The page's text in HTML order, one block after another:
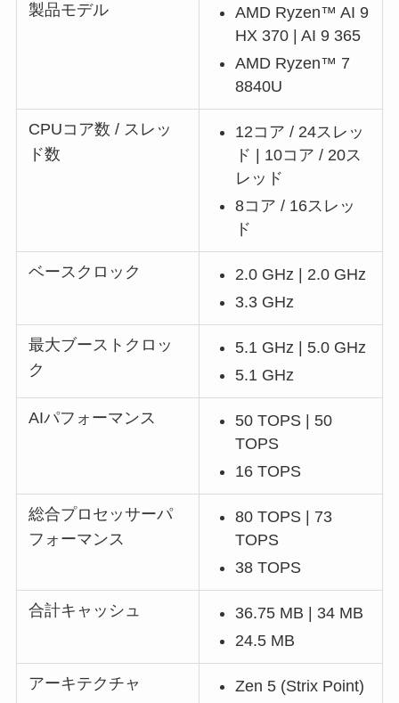
製品モデル
AMD Ryzen™ AI 9
HX 370 | AI 9 365
AMD Ryzen™ 7
8840U
CPUコア数 / スレッ
ド数
12コア / 24スレッ
ド | 10コア / 20ス
レッド
8コア / 16スレッ
ド
ベースクロック
2.0 GHz | 2.0 GHz
3.3 GHz
最大ブーストクロッ
ク
5.1 GHz | 5.0 GHz
5.1 GHz
AIパフォーマンス
50 TOPS | 50
TOPS
16 TOPS
総合プロセッサーパ
フォーマンス
80 TOPS | 73
TOPS
38 TOPS
合計キャッシュ
36.75 MB | 34 MB
24.5 MB
アーキテクチャ
Zen 5 (Strix Point)